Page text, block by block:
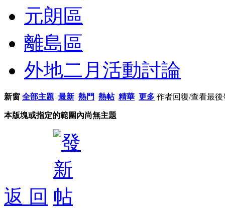
元朗區
離島區
外地二月活動討論
新窗 全部主題 最新 熱門 熱帖 精華 更多 作者回復/查看最後
本版塊或指定的範圍內尚無主題
返 回